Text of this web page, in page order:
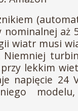
aż
wiatr musi
lekkim
napięcie 24